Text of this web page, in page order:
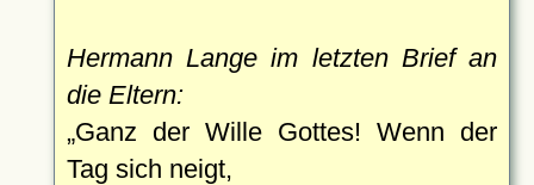
Hermann Lange im letzten Brief an
die Eltern:
Ganz der Wille Gottes! Wenn der
Tag sich neigt,